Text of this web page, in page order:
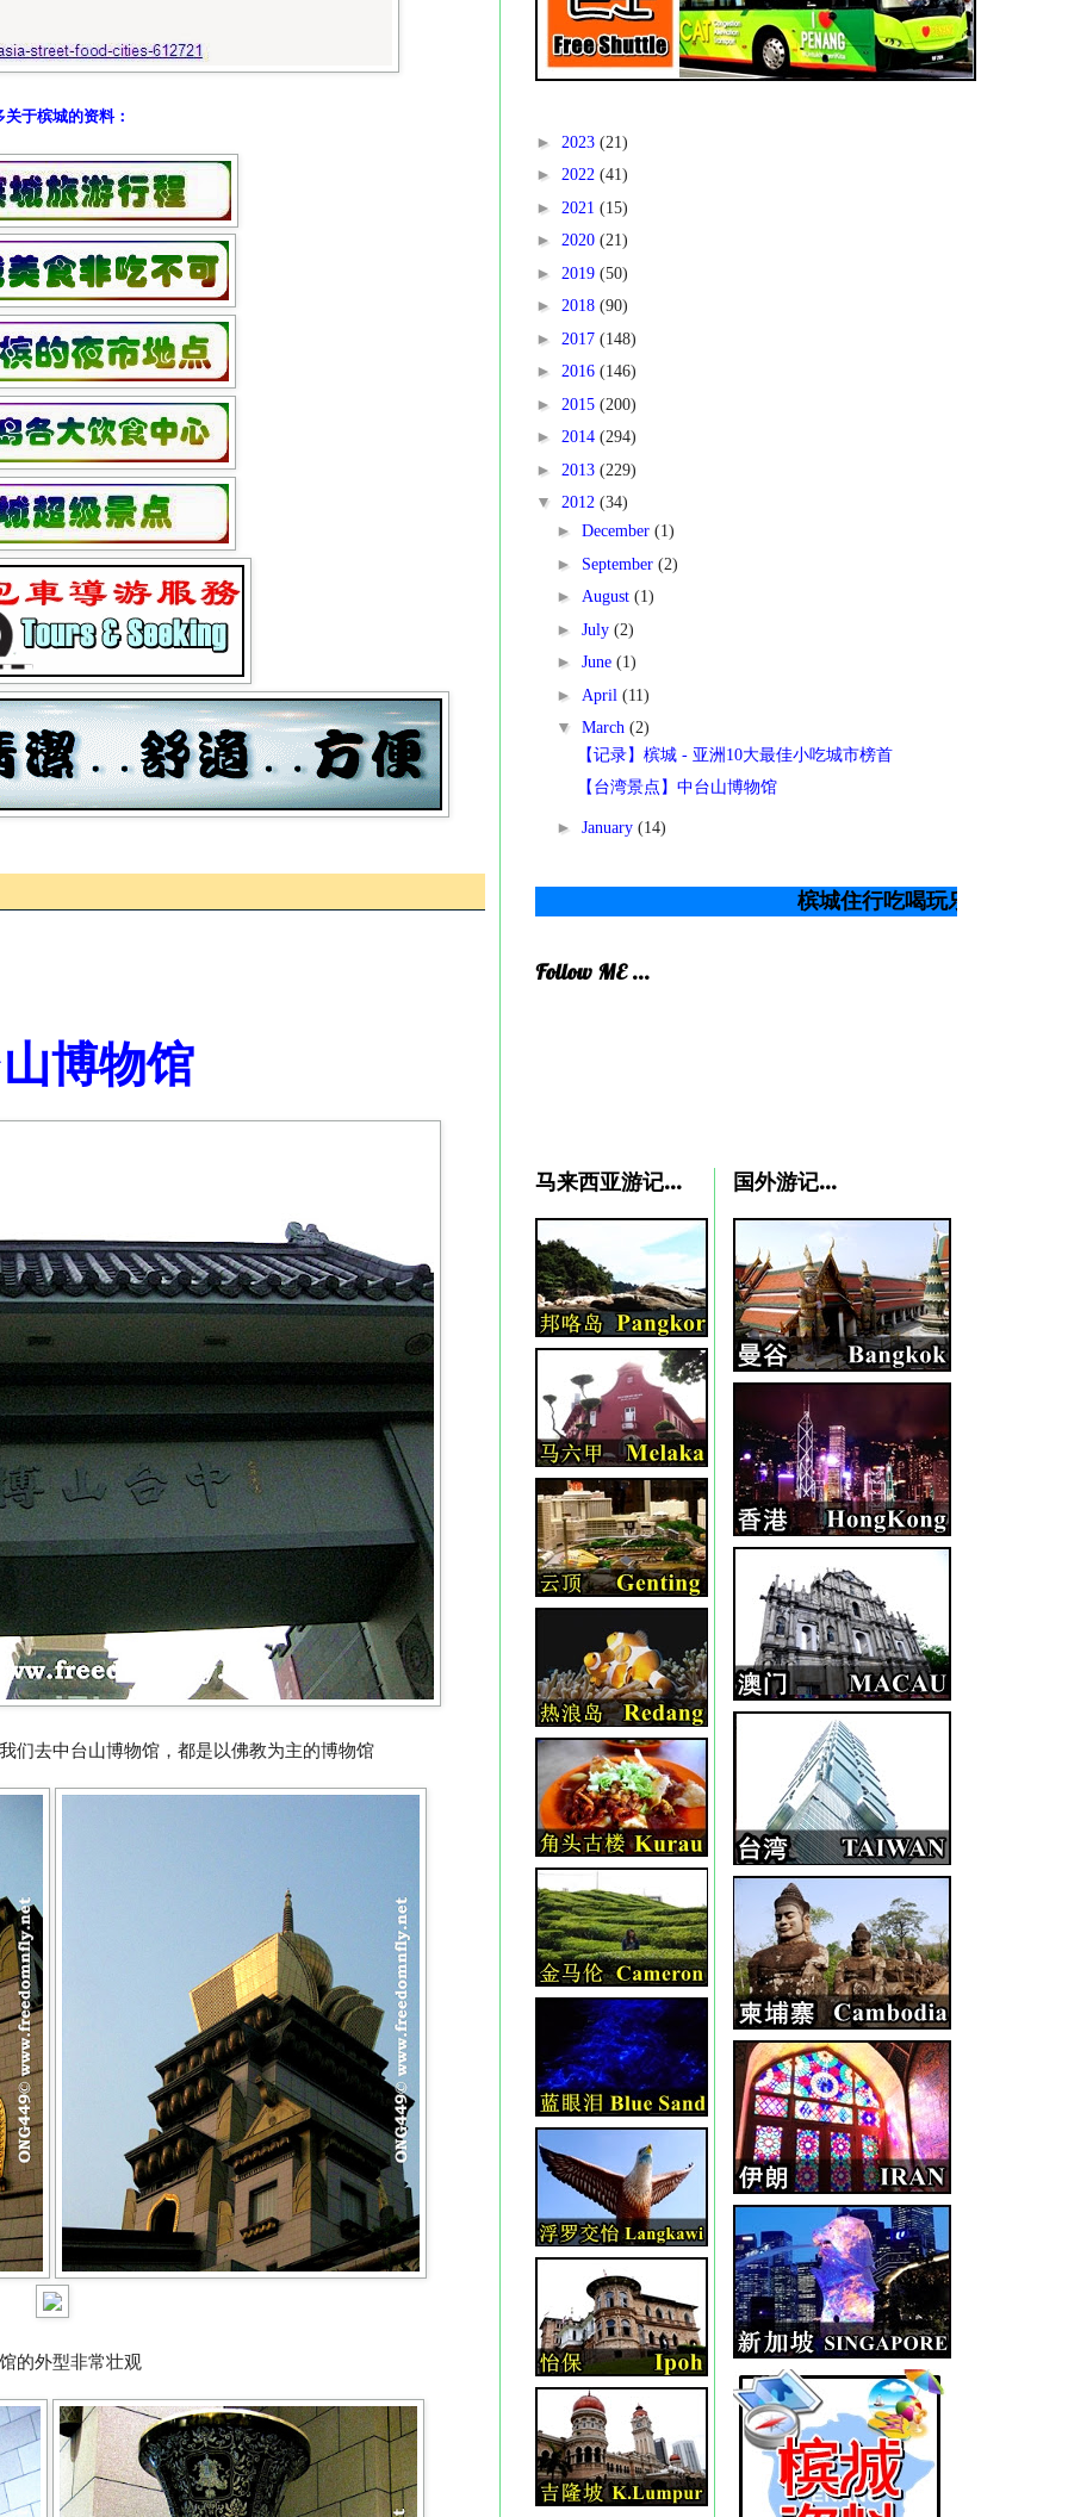
关于槟城的资料：
博物馆
们去中台山博物馆 ，都是以佛教为主的博物馆
的外型非常壮观
► 2023 (21)
► 2022 (41)
► 2021 (15)
► 2020 (21)
► 2019 (50)
► 2018 (90)
► 2017 (148)
► 2016 (146)
► 2015 (200)
► 2014 (294)
► 2013 (229)
▼ 2012 (34)
► December (1)
► September (2)
► August (1)
► July (2)
► June (1)
► April (11)
▼ March (2)
【记录】槟城 - 亚洲10大最佳小吃城市榜首
【台湾景点】中台山博物馆
► January (14)
槟城住行吃喝玩乐 唯一指标
Follow ME ...
马来西亚游记... 国外游记...